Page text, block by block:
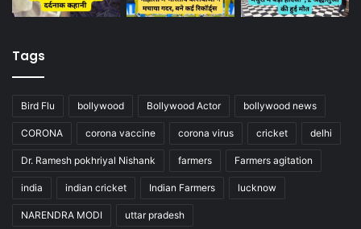
Tags
Bird Flu bollywood Bollywood Actor bollywood news
CORONA corona vaccine corona virus cricket delhi
Dr. Ramesh pokhriyal Nishank farmers Farmers agitation
india indian cricket Indian Farmers lucknow
NARENDRA MODI uttar pradesh